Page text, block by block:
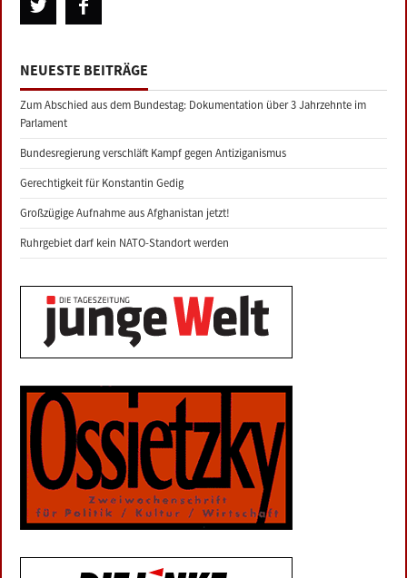
NEUESTE BEITRÄGE
Zum Abschied aus dem Bundestag: Dokumentation über 3 Jahrzehnte im
Parlament
Bundesregierung verschläft Kampf gegen Antiziganismus
Gerechtigkeit für Konstantin Gedig
Großzügige Aufnahme aus Afghanistan jetzt!
Ruhrgebiet darf kein NATO-Standort werden